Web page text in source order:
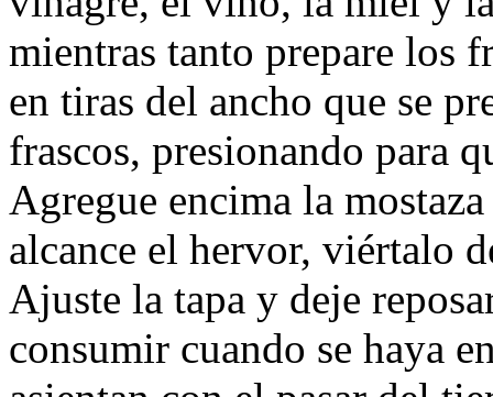
mientras tanto prepare los
en tiras del ancho que se
frascos, presionando para
Agregue encima la
alcance el hervor, viértalo
Ajuste la tapa y deje
consumir cuando se haya